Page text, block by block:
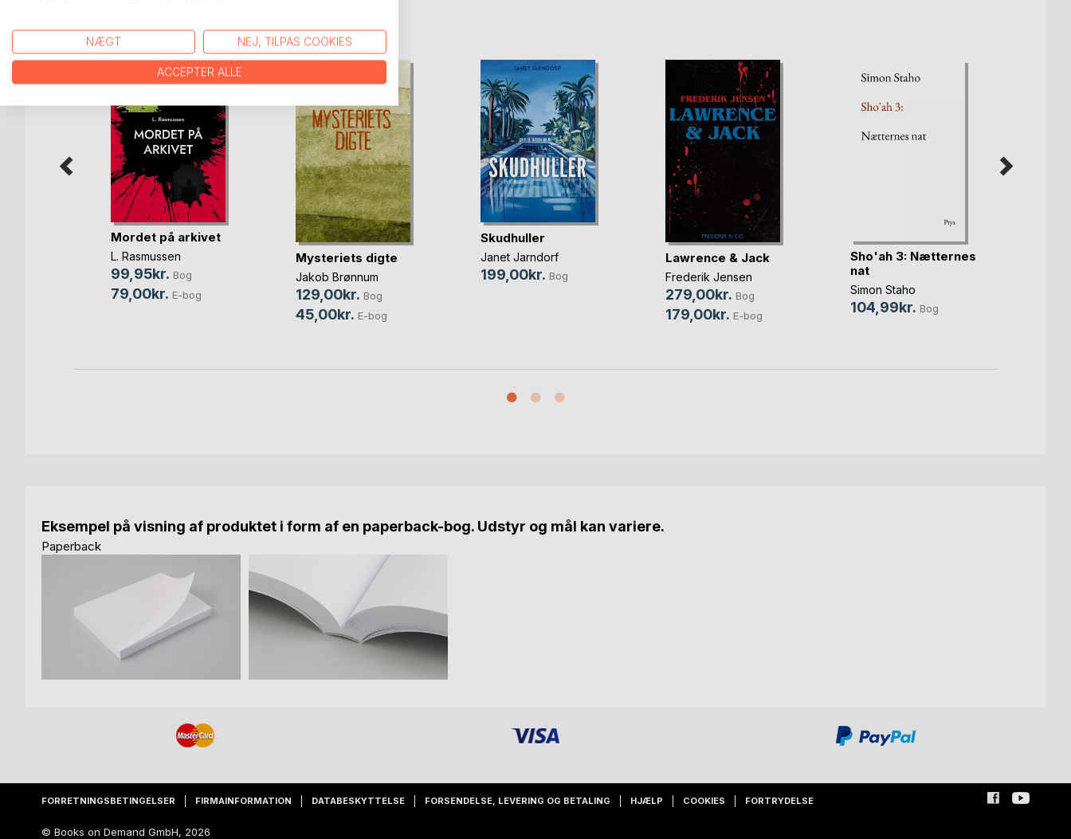
FLERE TITLER HOSBoD
Mordet på arkivet
L. Rasmussen
99,95kr. Bog
79,00kr. E-bog
Mysteriets digte
Jakob Brønnum
129,00kr. Bog
45,00kr. E-bog
Skudhuller
Janet Jarndorf
199,00kr. Bog
Lawrence & Jack
Frederik Jensen
279,00kr. Bog
179,00kr. E-bog
Sho'ah 3: Nætternes
nat
Simon Staho
104,99kr. Bog
Eksempel på visning af produktet i form af en paperback-bog. Udstyr og mål kan variere.
Paperback
FORRETNINGSBETINGELSER FIRMAINFORMATION DATABESKYTTELSE FORSENDELSE, LEVERING OG BETALING HJÆLP COOKIES FORTRYDELSE
© Books on Demand GmbH, 2026
NÆGT NEJ, TILPAS COOKIES
ACCEPTER ALLE